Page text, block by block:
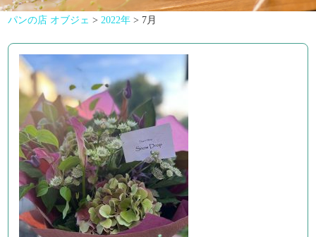
パンの店 オブジェ >2022年 > 7月